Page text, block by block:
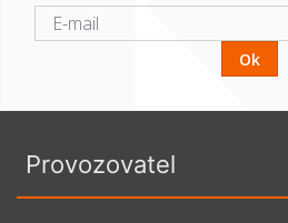
Ok
Provozovatel